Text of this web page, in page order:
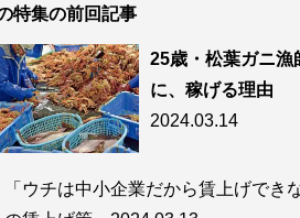
特集の前回記事
25歳・松葉ガニ漁
に、稼げる理由
2024.03.14
「ウチは中小企業だから賃上げで